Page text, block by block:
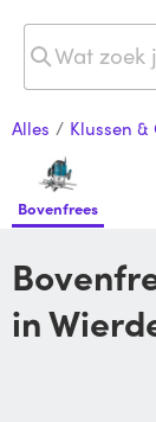
Alles / Klussen
Bovenfrees
Bovenfrees huren van je buren
in